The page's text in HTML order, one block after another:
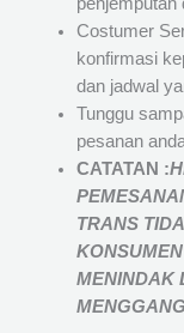
Costumer
konfirmasi
dan jadwal
Tunggu
pesanan
CATATAN :
TRANS
MENINDAK